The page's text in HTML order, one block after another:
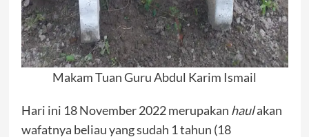
Makam Tuan Guru Abdul Karim Ismail
Hari ini 18 November 2022 merupakan haulakan
wafatnya beliau yang sudah 1 tahun (18